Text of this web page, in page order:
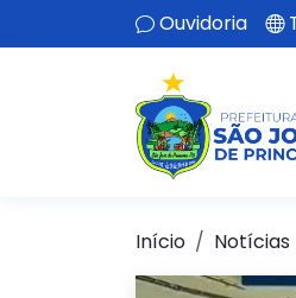
Ouvidoria
Início Notícias